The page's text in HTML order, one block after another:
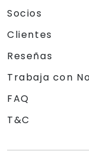
Socios
Clientes
Reseñas
Trabaja con
FAQ
T&C